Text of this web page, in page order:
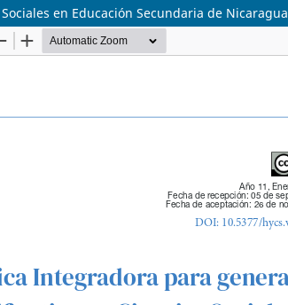
en Educación Secundaria de Nicaragua